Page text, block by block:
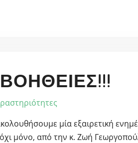
μία εξαιρετική
μόνο, από την κ. Ζωή